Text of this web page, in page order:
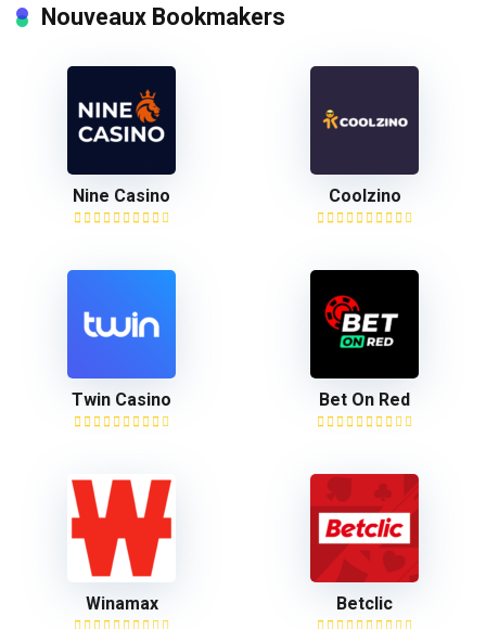
Nouveaux Bookmakers
Nine Casino Coolzino
Twin Casino Bet On Red
Winamax Betclic